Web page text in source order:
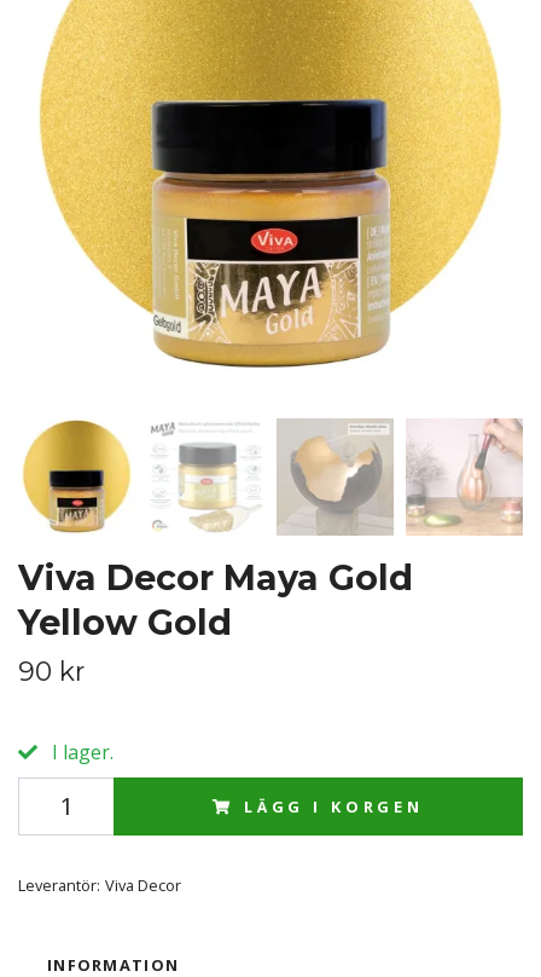
Viva Decor Maya Gold
Yellow Gold
90 kr
I lager.
LÄGG I KORGEN
Leverantör: Viva Decor
INFORMATION